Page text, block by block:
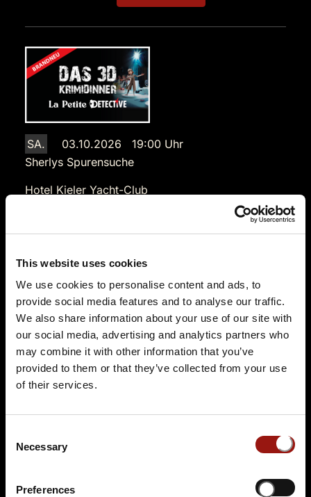
This website uses cookies
We use cookies to personalise content and ads, to
provide social media features and to analyse our traffic.
We also share information about your use of our site with
our social media, advertising and analytics partners who
may combine it with other information that you’ve
provided to them or that they’ve collected from your use
of their services.
Selection
Necessary
Preferences
SA.
03.10.2026 19:00 Uhr
Sherlys Spurensuche
Hotel Kieler Yacht-Club
Tickets kaufen